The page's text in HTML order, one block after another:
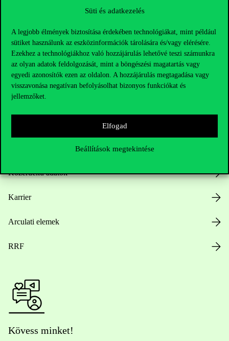
Süti és adatkezelés
A legjobb élmények biztosítása érdekében technológiákat, mint például
sütiket használunk az eszközinformációk tárolására és/vagy elérésére.
Ezekhez a technológiákhoz való hozzájárulás lehetővé teszi számunkra
az olyan adatok feldolgozását, mint a böngészési magatartás vagy
egyedi azonosítók ezen az oldalon. A hozzájárulás megtagadása vagy
visszavonása negatívan befolyásolhat bizonyos funkciókat és
jellemzőket.
Elfogad
Beállítások megtekintése
Hasznos linkek
Közérdekű adatok
Karrier
Arculati elemek
RRF
Kövess minket!